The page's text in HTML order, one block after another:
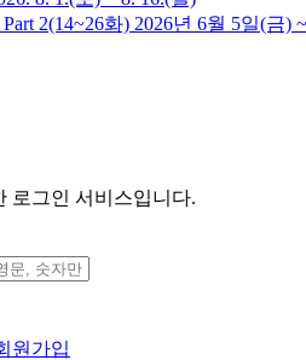
로그인 서비스입니다.
원가입